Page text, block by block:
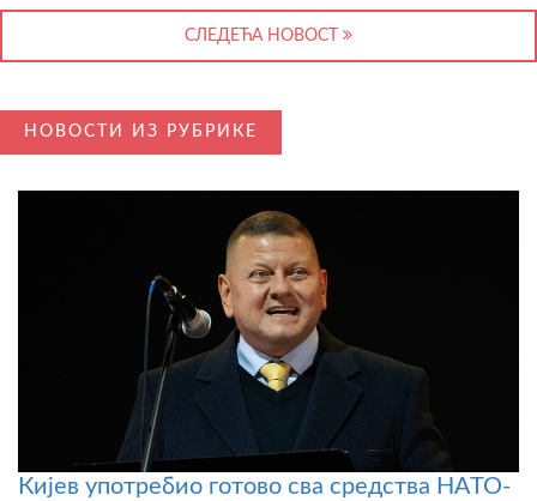
СЛЕДЕЋА НОВОСТ
НОВОСТИ ИЗ РУБРИКЕ
Кијев употребио готово сва средства НАТО-